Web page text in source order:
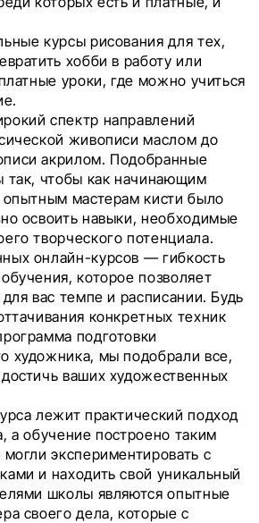
курсы рисования для тех,
хобби в работу или
уроки, где можно учиться
спектр направлений
живописи маслом до
акрилом. Подобранные
так, чтобы как начинающим
мастерам кисти было
освоить навыки, необходимые
творческого потенциала.
онлайн-курсов — гибкость
которое позволяет
вас темпе и расписании. Будь
конкретных техник
подготовки
художника, мы подобрали все,
ваших художественных
лежит практический подход
а обучение построено таким
экспериментировать с
и находить свой уникальный
школы являются опытные
своего дела, которые с